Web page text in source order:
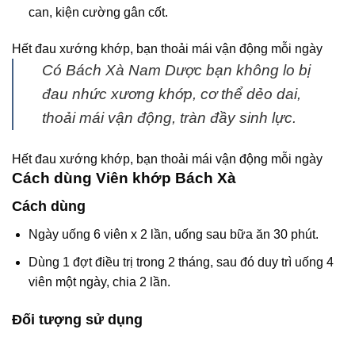
can, kiện cường gân cốt.
Hết đau xướng khớp, bạn thoải mái vận động mỗi ngày
Có Bách Xà Nam Dược bạn không lo bị
đau nhức xương khớp, cơ thể dẻo dai,
thoải mái vận động, tràn đầy sinh lực.
Hết đau xướng khớp, bạn thoải mái vận động mỗi ngày
Cách dùng Viên khớp Bách Xà
Cách dùng
Ngày uống 6 viên x 2 lần, uống sau bữa ăn 30 phút.
Dùng 1 đợt điều trị trong 2 tháng, sau đó duy trì uống 4
viên một ngày, chia 2 lần.
Đối tượng sử dụng